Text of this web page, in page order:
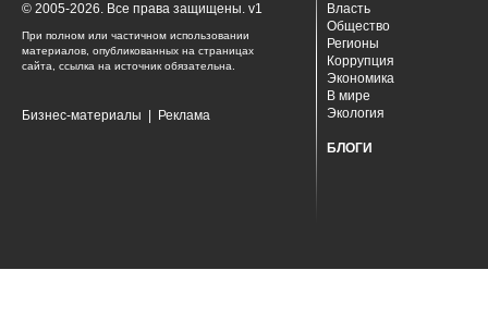
© 2005-2026. Все права защищены. v1
При полном или частичном использовании
материалов, опубликованных на страницах
сайта, ссылка на источник обязательна.
Бизнес-материалы Реклама
Власть
Общество
Регионы
Коррупция
Экономика
В мире
Экология
БЛОГИ